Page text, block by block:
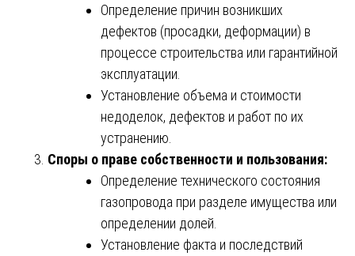
Определение причин возникших
дефектов (просадки, деформации) в
процессе строительства или гарантийной
эксплуатации.
Установление объема и стоимости
недоделок, дефектов и работ по их
устранению.
Споры о праве собственности и пользования:
Определение технического состояния
газопровода при разделе имущества или
определении долей.
Установление факта и последствий